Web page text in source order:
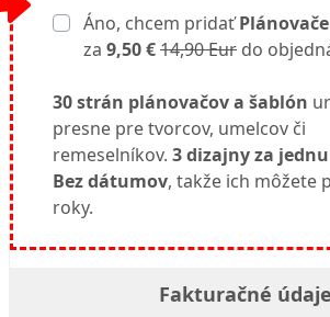
Áno, chcem pridať
za 9,50 €14,90 Eur do
30 strán plánovačov a šablón
presne pre tvorcov, umelcov či
remeselníkov. 3 dizajny za
Bez dátumov, takže ich môžete
roky.
Fakturačné údaje